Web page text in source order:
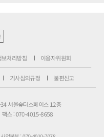
보처리방침 이용자위원회
기사심의규정 불편신고
서울숲더스페이스 12층
팩스 : 070-4015-8658